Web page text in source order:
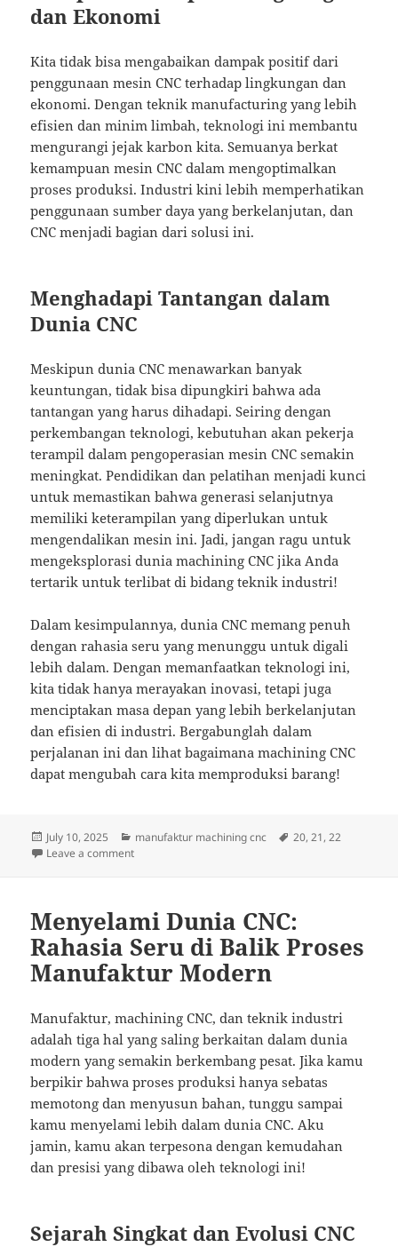
dan Ekonomi
Kita tidak bisa mengabaikan dampak positif dari
penggunaan mesin CNC terhadap lingkungan dan
ekonomi. Dengan teknik manufacturing yang lebih
efisien dan minim limbah, teknologi ini membantu
mengurangi jejak karbon kita. Semuanya berkat
kemampuan mesin CNC dalam mengoptimalkan
proses produksi. Industri kini lebih memperhatikan
penggunaan sumber daya yang berkelanjutan, dan
CNC menjadi bagian dari solusi ini.
Menghadapi Tantangan dalam
Dunia CNC
Meskipun dunia CNC menawarkan banyak
keuntungan, tidak bisa dipungkiri bahwa ada
tantangan yang harus dihadapi. Seiring dengan
perkembangan teknologi, kebutuhan akan pekerja
terampil dalam pengoperasian mesin CNC semakin
meningkat. Pendidikan dan pelatihan menjadi kunci
untuk memastikan bahwa generasi selanjutnya
memiliki keterampilan yang diperlukan untuk
mengendalikan mesin ini. Jadi, jangan ragu untuk
mengeksplorasi dunia machining CNC jika Anda
tertarik untuk terlibat di bidang teknik industri!
Dalam kesimpulannya, dunia CNC memang penuh
dengan rahasia seru yang menunggu untuk digali
lebih dalam. Dengan memanfaatkan teknologi ini,
kita tidak hanya merayakan inovasi, tetapi juga
menciptakan masa depan yang lebih berkelanjutan
dan efisien di industri. Bergabunglah dalam
perjalanan ini dan lihat bagaimana machining CNC
dapat mengubah cara kita memproduksi barang!
Posted
on
July 10, 2025 Categories
manufaktur machining cnc Tags
20,21,22
Leave a commenton Menggali Dunia CNC: Rahasia Seru di Balik
Menyelami Dunia CNC:
Rahasia Seru di Balik Proses
Manufaktur Modern
Manufaktur, machining CNC, dan teknik industri
adalah tiga hal yang saling berkaitan dalam dunia
modern yang semakin berkembang pesat. Jika kamu
berpikir bahwa proses produksi hanya sebatas
memotong dan menyusun bahan, tunggu sampai
kamu menyelami lebih dalam dunia CNC. Aku
jamin, kamu akan terpesona dengan kemudahan
dan presisi yang dibawa oleh teknologi ini!
Sejarah Singkat dan Evolusi CNC